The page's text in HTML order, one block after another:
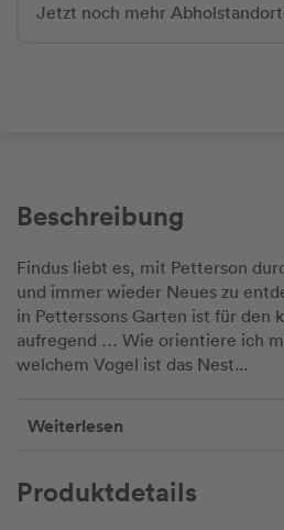
Jetzt noch mehr
Beschreibung
Findus liebt es, mit Petterson
und immer wieder Neues zu
in Petterssons Garten ist für den
aufregend … Wie orientiere ich
welchem Vogel ist das Nest...
Weiterlesen
Produktdetails